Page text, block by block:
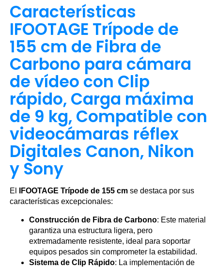
Características
IFOOTAGE Trípode de
155 cm de Fibra de
Carbono para cámara
de vídeo con Clip
rápido, Carga máxima
de 9 kg, Compatible con
videocámaras réflex
Digitales Canon, Nikon
y Sony
El IFOOTAGE Trípode de 155 cm se destaca por sus
características excepcionales:
Construcción de Fibra de Carbono: Este material
garantiza una estructura ligera, pero
extremadamente resistente, ideal para soportar
equipos pesados sin comprometer la estabilidad.
Sistema de Clip Rápido: La implementación de